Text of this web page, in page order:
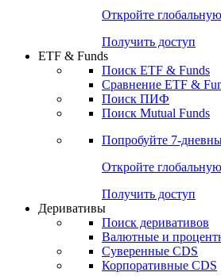
Откройте
Получить доступ
ETF & Funds
Поиск ETF & Funds
Сравнение ETF &
Поиск ПИФ
Поиск Mutual Funds
Попробуйте 7-
Откройте
Получить доступ
Деривативы
Поиск деривативов
Валютные и
Суверенные CDS
Корпоративные CDS